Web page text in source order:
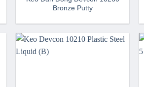
Bronze Putty